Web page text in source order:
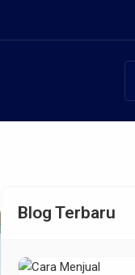
Blog Terbaru